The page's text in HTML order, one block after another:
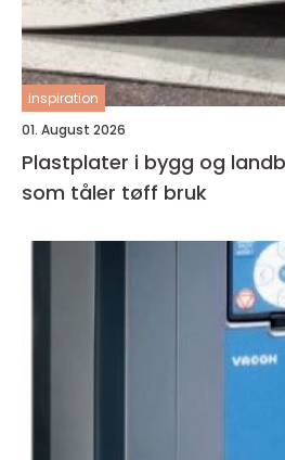
inspiration
01. August 2026
Plastplater i bygg og
som tåler tøff bruk